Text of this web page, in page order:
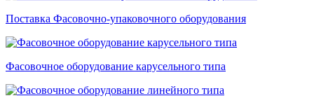
Поставка Фасовочно-упаковочного оборудования
Фасовочное оборудование карусельного типа